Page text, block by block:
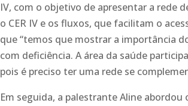
IV, com o objetivo de apresentar a rede
o CER IV e os fluxos, que facilitam o
que “temos que mostrar a importância
com deficiência. A área da saúde
pois é preciso ter uma rede se
Em seguida, a palestrante Aline